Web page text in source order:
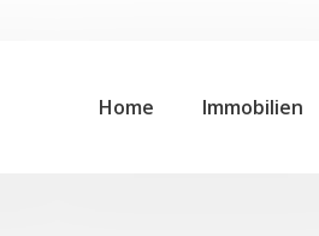
Home Immobilien